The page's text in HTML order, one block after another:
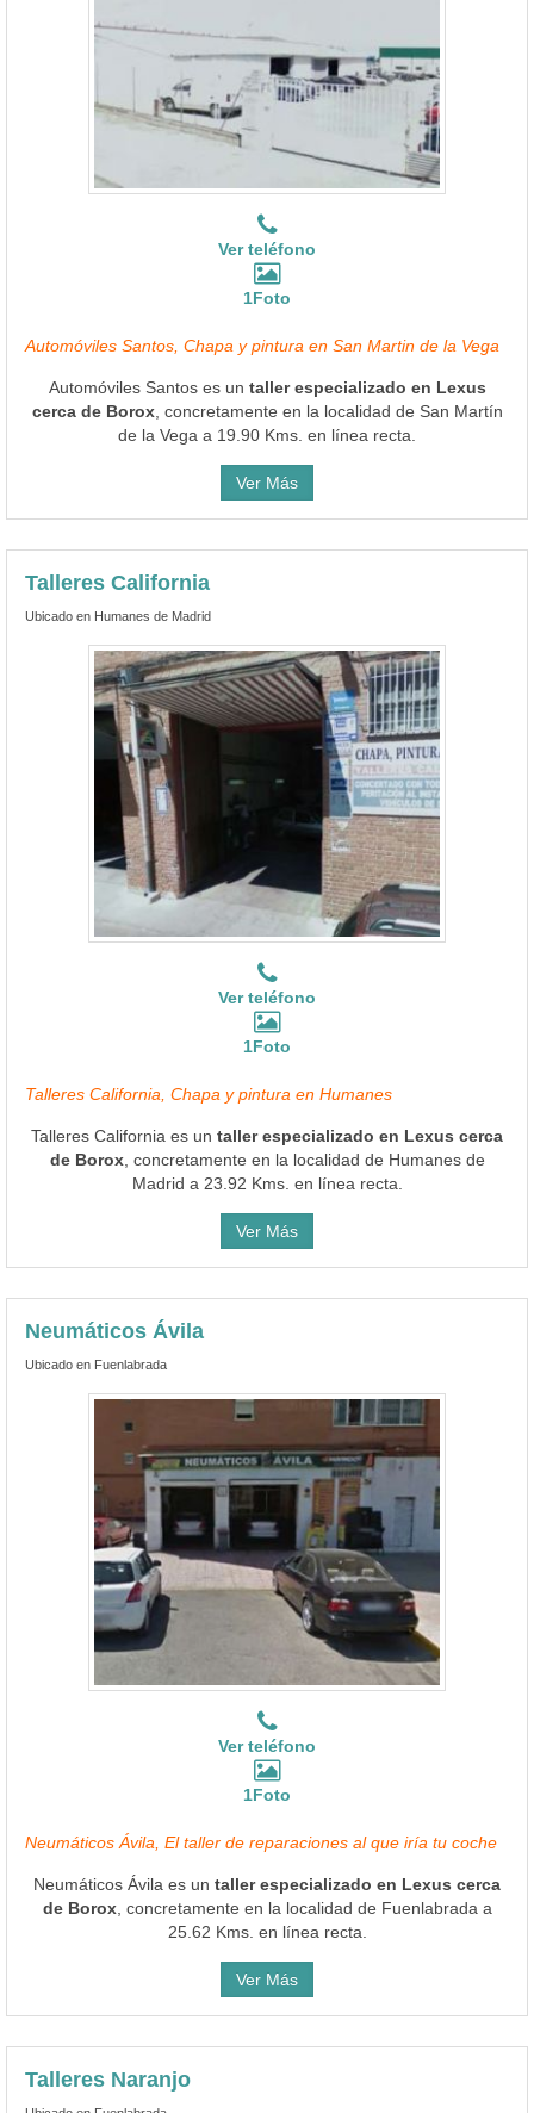
Ver teléfono
1Foto
Automóviles Santos, Chapa y pintura en San Martin de la Vega
Automóviles Santos es un taller especializado en Lexus
cerca de Borox, concretamente en la localidad de San Martín
de la Vega a 19.90 Kms. en línea recta.
Ver Más
Talleres California
Ubicado en Humanes de Madrid
Ver teléfono
1Foto
Talleres California, Chapa y pintura en Humanes
Talleres California es un taller especializado en Lexus cerca
de Borox, concretamente en la localidad de Humanes de
Madrid a 23.92 Kms. en línea recta.
Ver Más
Neumáticos Ávila
Ubicado en Fuenlabrada
Ver teléfono
1Foto
Neumáticos Ávila, El taller de reparaciones al que iría tu coche
Neumáticos Ávila es un taller especializado en Lexus cerca
de Borox, concretamente en la localidad de Fuenlabrada a
25.62 Kms. en línea recta.
Ver Más
Talleres Naranjo